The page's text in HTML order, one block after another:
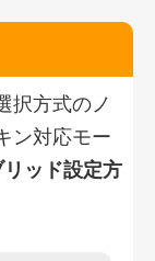
択方式のノ
ン対応モー
ッド設定方